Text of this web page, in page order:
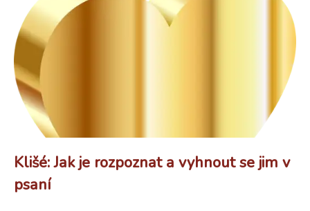
Klišé: Jak je rozpoznat a vyhnout se jim v
psaní